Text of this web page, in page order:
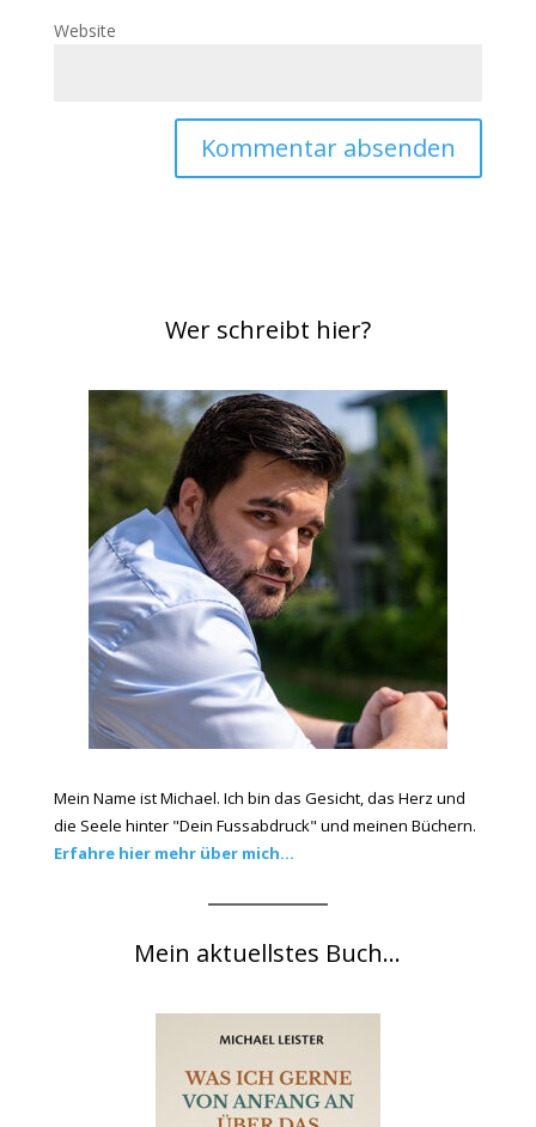
Website
Wer schreibt hier?
Mein Name ist Michael. Ich bin das Gesicht, das Herz und
die Seele hinter "Dein Fussabdruck" und meinen Büchern.
Erfahre hier mehr über mich...
Mein aktuellstes Buch...